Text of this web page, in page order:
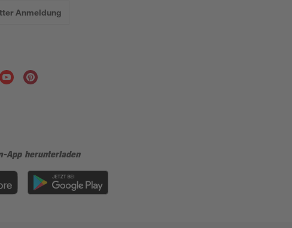
Anmeldung
App herunterladen